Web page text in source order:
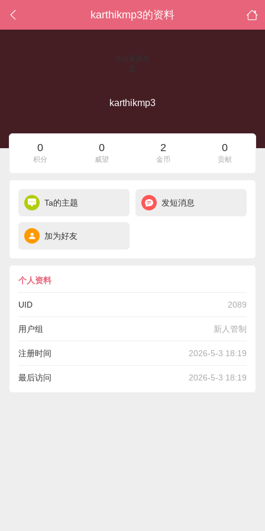
karthikmp3的资料
karthikmp3
0
积分
0
威望
2
金币
0
贡献
Ta的主题 发短消息
加为好友
个人资料
UID 2089
用户组 新人管制
注册时间 2026-5-3 18:19
最后访问 2026-5-3 18:19